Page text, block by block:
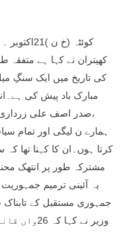
کوئٹہ (خ
کی تاریخ میں ایک سنگِ
مبارک باد پیش کی
،صدر اصف علی زرداری،
ہمارے ن لیگی اور تمام
مشترکہ طور پر انتھک
یہ آئینی ترمیم
جمہوری مستقبل کے تابناک
وزیر نے